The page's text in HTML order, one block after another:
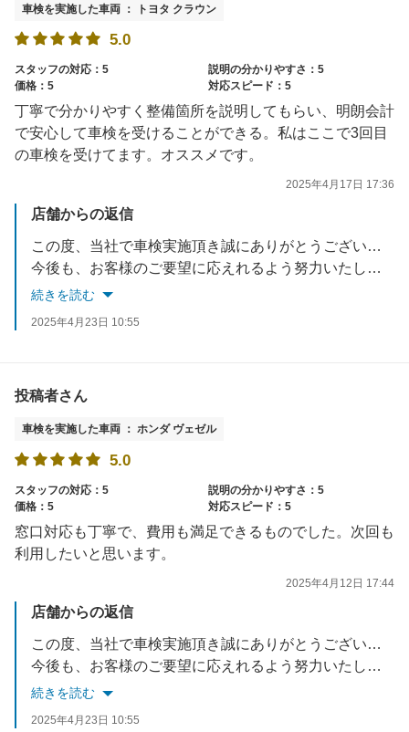
車検を実施した車両 ： トヨタ クラウン
5.0
スタッフの対応：5
説明の分かりやすさ：5
価格：5
対応スピード：5
丁寧で分かりやすく整備箇所を説明してもらい、明朗会計
で安心して車検を受けることができる。私はここで3回目
の車検を受けてます。オススメです。
2025年4月17日 17:36
店舗からの返信
この度、当社で車検実施頂き誠にありがとうございました。
今後も、お客様のご要望に応えれるよう努力いたします。
お車でお困りごとがあれば、いつでもご相談ください。
続きを読む
2025年4月23日 10:55
投稿者さん
車検を実施した車両 ： ホンダ ヴェゼル
5.0
スタッフの対応：5
説明の分かりやすさ：5
価格：5
対応スピード：5
窓口対応も丁寧で、費用も満足できるものでした。次回も
利用したいと思います。
2025年4月12日 17:44
店舗からの返信
この度、当社で車検実施頂き誠にありがとうございました。
今後も、お客様のご要望に応えれるよう努力いたします。
お車でお困りごとがあれば、いつでもご相談ください。
続きを読む
2025年4月23日 10:55